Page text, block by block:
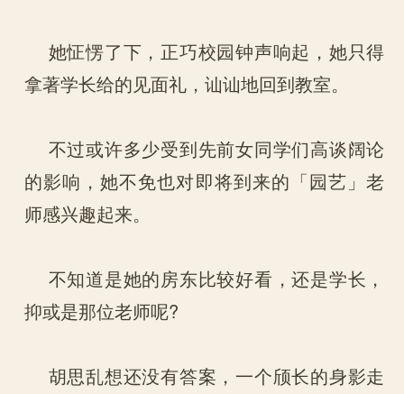
她怔愣了下，正巧校园钟声响起，她只得
拿著学长给的见面礼，讪讪地回到教室。
不过或许多少受到先前女同学们高谈阔论
的影响，她不免也对即将到来的「园艺」老
师感兴趣起来。
不知道是她的房东比较好看，还是学长，
抑或是那位老师呢?
胡思乱想还没有答案，一个颀长的身影走